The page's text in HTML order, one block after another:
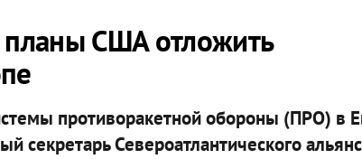
США отложить
противоракетной обороны (ПРО) в
секретарь Североатлантического